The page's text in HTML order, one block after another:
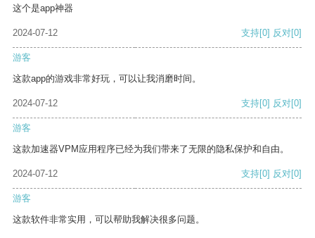
这个是app神器
2024-07-12 支持[0] 反对[0]
游客
这款app的游戏非常好玩，可以让我消磨时间。
2024-07-12 支持[0] 反对[0]
游客
这款加速器VPM应用程序已经为我们带来了无限的隐私保护和自由。
2024-07-12 支持[0] 反对[0]
游客
这款软件非常实用，可以帮助我解决很多问题。